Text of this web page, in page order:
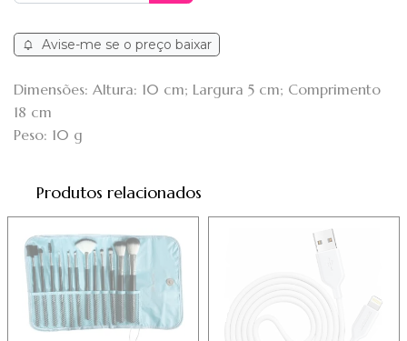
Avise-me se o preço baixar
Dimensões: Altura: 10 cm; Largura 5 cm; Comprimento
18 cm
Peso: 10 g
Produtos relacionados